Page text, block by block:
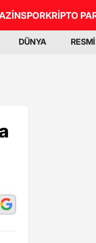
SPORKRİPTO
DÜNYA